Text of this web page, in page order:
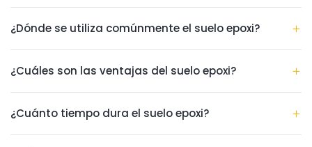
¿Dónde se utiliza comúnmente el suelo epoxi?
¿Cuáles son las ventajas del suelo epoxi?
¿Cuánto tiempo dura el suelo epoxi?